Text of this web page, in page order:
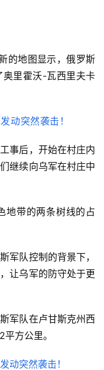
的地图显示，俄罗斯
奥里霍沃-瓦西里夫卡
事后，开始在村庄内
继续向乌军在村庄中
地带的两条树线的占
军队控制的背景下，
让乌军的防守处于更
军队在卢甘斯克州西
方公里。